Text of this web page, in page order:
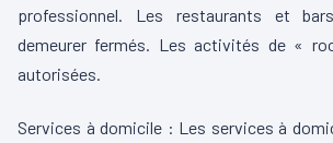
professionnel. Les restaurants et
demeurer fermés. Les activités de «
autorisées.
Services à domicile : Les services à